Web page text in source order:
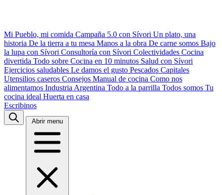
Mi Pueblo, mi comida Campaña 5.0 con Sívori Un plato, una
historia De la tierra a tu mesa Manos a la obra De carne somos Bajo
la lupa con Sívori Consultoría con Sívori Colectividades Cocina
divertida Todo sobre Cocina en 10 minutos Salud con Sívori
Ejercicios saludables Le damos el gusto Pescados Capitales
Utensilios caseros Consejos Manual de cocina Como nos
alimentamos Industria Argentina Todo a la parrilla Todos somos Tu
cocina ideal Huerta en casa
Escribinos
Abrir menu